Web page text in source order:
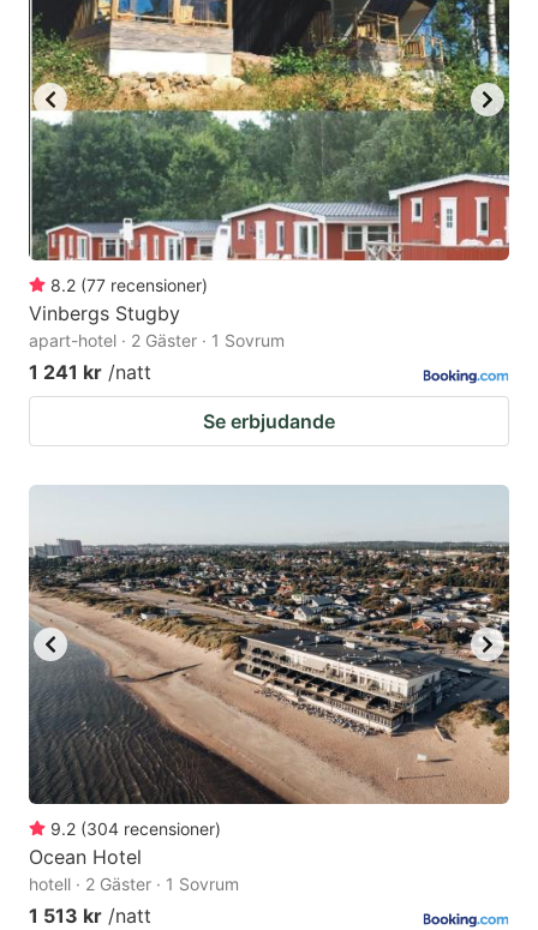
8.2 (77 recensioner)
Vinbergs Stugby
apart-hotel · 2 Gäster · 1 Sovrum
1 241 kr /natt
Se erbjudande
9.2 (304 recensioner)
Ocean Hotel
hotell · 2 Gäster · 1 Sovrum
1 513 kr /natt